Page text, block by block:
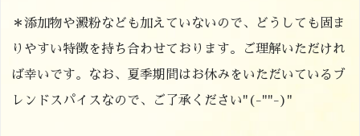
＊添加物や澱粉なども加えていないので、どうしても固ま
りやすい特徴を持ち合わせております。ご理解いただけれ
ば幸いです。なお、夏季期間はお休みをいただいているブ
レンドスパイスなので、ご了承ください"(-""-)"